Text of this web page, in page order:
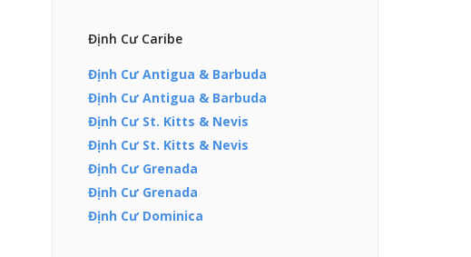
Định Cư Caribe
Định Cư Antigua & Barbuda
Định Cư Antigua & Barbuda
Định Cư St. Kitts & Nevis
Định Cư St. Kitts & Nevis
Định Cư Grenada
Định Cư Grenada
Định Cư Dominica